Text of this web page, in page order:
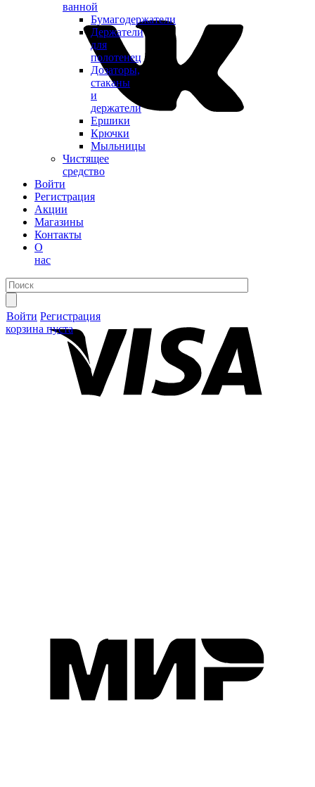
ванной
Бумагодержатели
Держатели
для
полотенец
Дозаторы,
стаканы
и
держатели
Ершики
Крючки
Мыльницы
Чистящее
средство
Войти
Регистрация
Акции
Магазины
Контакты
О
нас
Войти Регистрация
корзина пуста